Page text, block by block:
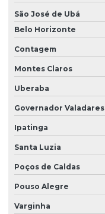
São José de Ubá
Belo Horizonte
Contagem
Montes Claros
Uberaba
Governador Valadares
Ipatinga
Santa Luzia
Poços de Caldas
Pouso Alegre
Varginha